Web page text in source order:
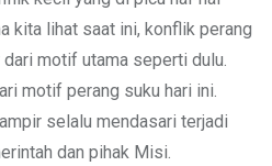
kita lihat saat ini, konflik perang
motif utama seperti dulu.
motif perang suku hari ini.
selalu mendasari terjadi
dan pihak Misi.